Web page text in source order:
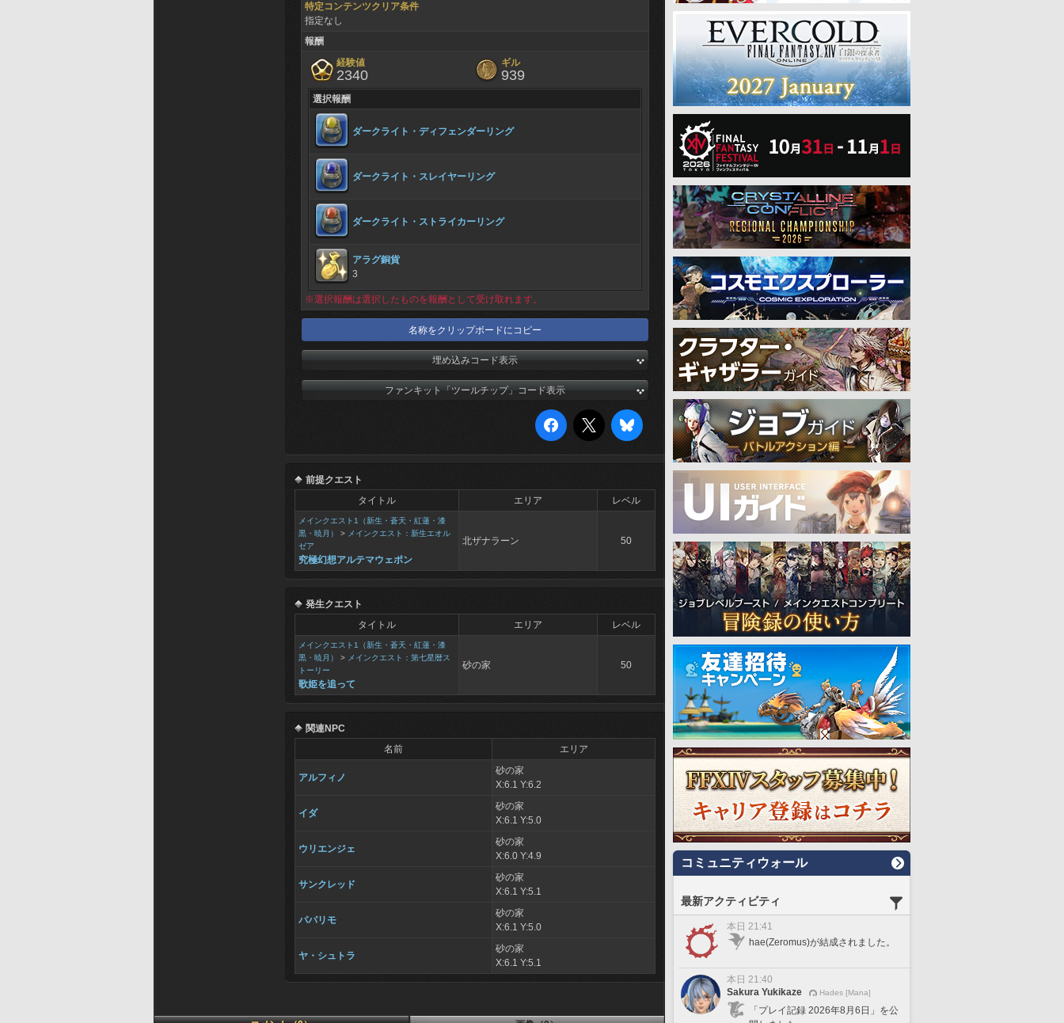
特定コンテンツクリア条件
指定なし
報酬
経験値
2340
ギル
939
選択報酬
ダークライト・ディフェンダーリング
ダークライト・スレイヤーリング
ダークライト・ストライカーリング
アラグ銅貨
3
※選択報酬は選択したものを報酬として受け取れます。
名称をクリップボードにコピー
埋め込みコード表示
ファンキット「ツールチップ」コード表示
前提クエスト
タイトル
エリア レベル
メインクエスト1（新生・蒼天・紅蓮・漆
黒・暁月）
> メインクエスト：新生エオル
ゼア
究極幻想アルテマウェポン
北ザナラーン 50
発生クエスト
タイトル
エリア レベル
メインクエスト1（新生・蒼天・紅蓮・漆
黒・暁月）
> メインクエスト：第七星暦ス
トーリー
歌姫を追って
砂の家 50
関連NPC
名前
エリア
アルフィノ
砂の家
X:6.1 Y:6.2
イダ
砂の家
X:6.1 Y:5.0
ウリエンジェ
砂の家
X:6.0 Y:4.9
サンクレッド
砂の家
X:6.1 Y:5.1
パパリモ
砂の家
X:6.1 Y:5.0
ヤ・シュトラ
砂の家
X:6.1 Y:5.1
コミュニティウォール
最新アクティビティ
本日 21:41
hae(Zeromus)が結成されました。
本日 21:40
Sakura Yukikaze
Hades [Mana]
「プレイ記録 2026年8月6日」を公